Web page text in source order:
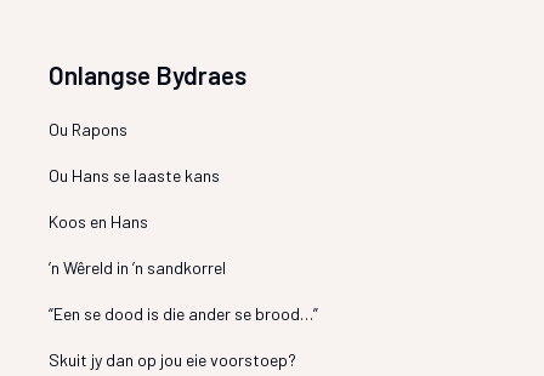
Onlangse Bydraes
Ou Rapons
Ou Hans se laaste kans
Koos en Hans
’n Wêreld in ’n sandkorrel
“Een se dood is die ander se brood…”
Skuit jy dan op jou eie voorstoep?